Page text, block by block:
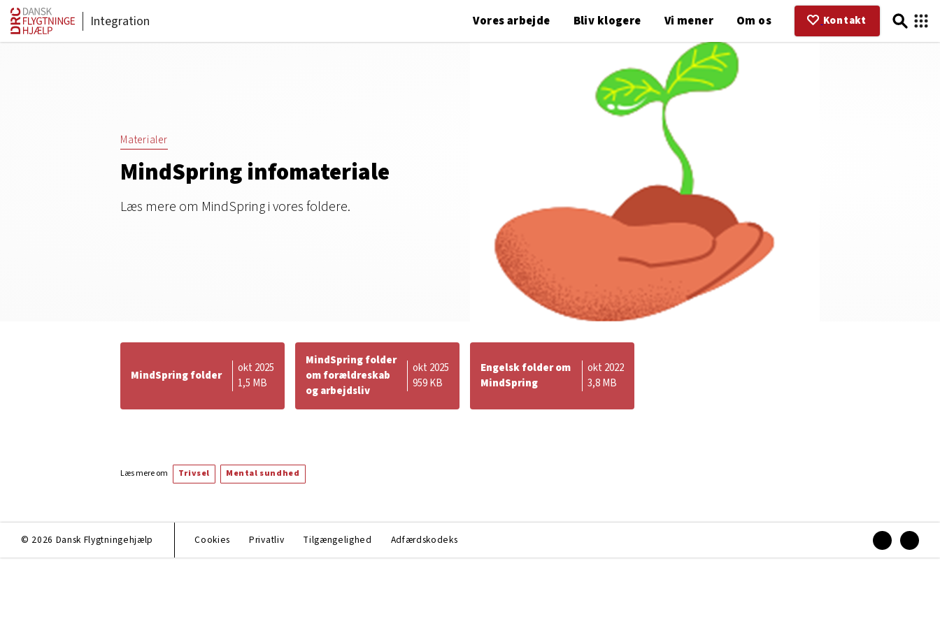
Integration Vores arbejde Bliv klogere Vi mener Om os Kontakt
Materialer
MindSpring infomateriale
Læs mere om MindSpring i vores foldere.
MindSpring folder
okt 2025
1,5 MB
MindSpring folder
om forældreskab
og arbejdsliv
okt 2025
959 KB
Engelsk folder om
MindSpring
okt 2022
3,8 MB
Læs mere om Trivsel Mental sundhed
© 2026 Dansk Flygtningehjælp Cookies Privatliv Tilgængelighed Adfærdskodeks